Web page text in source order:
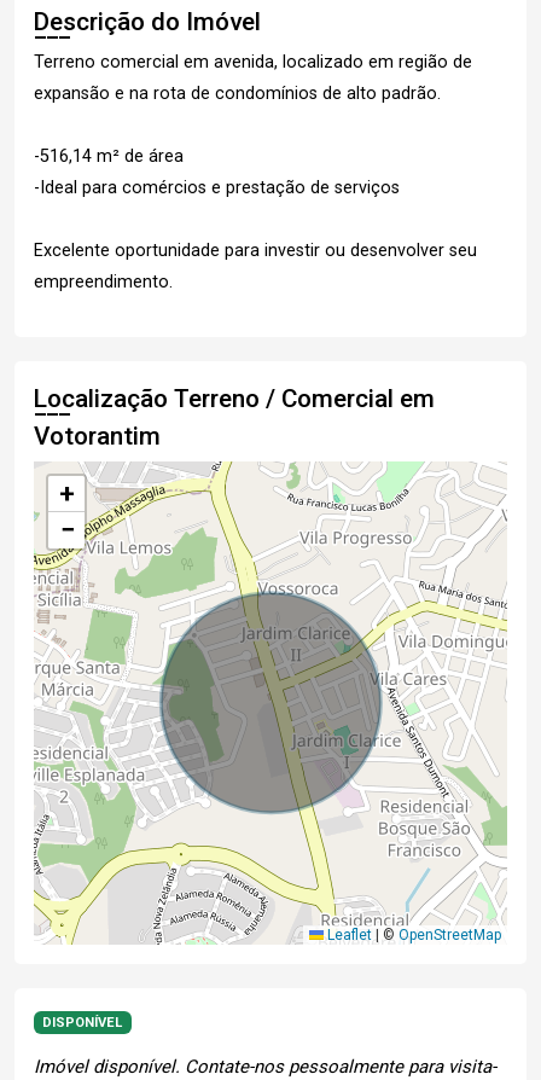
Descrição do Imóvel
Terreno comercial em avenida, localizado em região de
expansão e na rota de condomínios de alto padrão.
-516,14 m² de área
-Ideal para comércios e prestação de serviços
Excelente oportunidade para investir ou desenvolver seu
empreendimento.
Localização Terreno / Comercial em
Votorantim
+
−
Leaflet | © OpenStreetMap
DISPONÍVEL
Imóvel disponível. Contate-nos pessoalmente para visita-